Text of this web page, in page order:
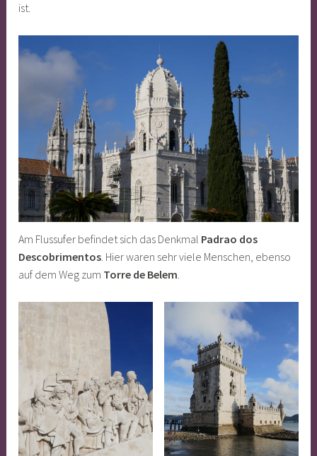
ist.
Am Flussufer befindet sich das Denkmal Padrao dos
Descobrimentos. Hier waren sehr viele Menschen, ebenso
auf dem Weg zum Torre de Belem.